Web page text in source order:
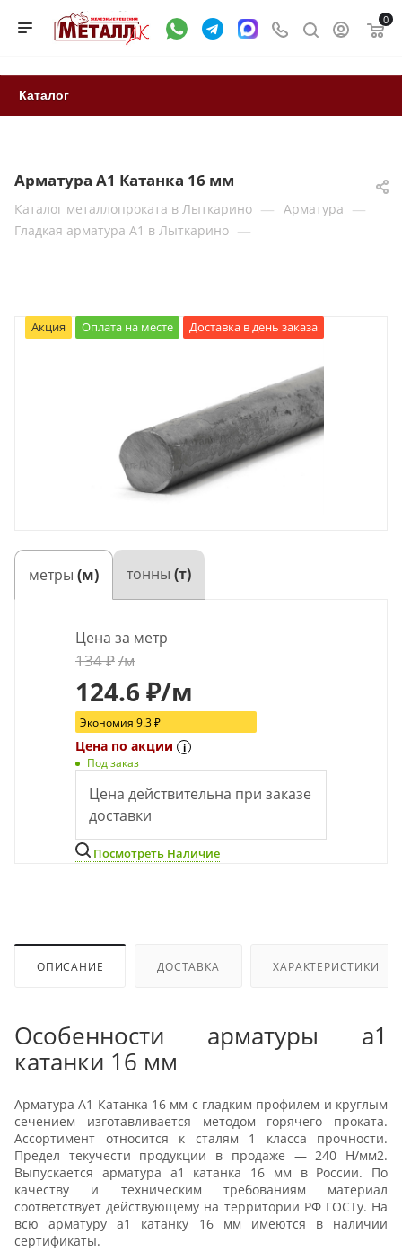
0
Каталог
Арматура А1 Катанка 16 мм
Каталог металлопроката в Лыткарино — Арматура —
Гладкая арматура А1 в Лыткарино —
Акция Оплата на месте Доставка в день заказа
метры (м) тонны (т)
Цена за метр
134₽/м
124.6 ₽/м
Экономия 9.3₽
Цена по акции i
Под заказ
Цена действительна при заказе
доставки
Посмотреть Наличие
ОПИСАНИЕ ДОСТАВКА ХАРАКТЕРИСТИКИ
Особенности арматуры а1
катанки 16 мм
Арматура А1 Катанка 16 мм с гладким профилем и круглым
сечением изготавливается методом горячего проката.
Ассортимент относится к сталям 1 класса прочности.
Предел текучести продукции в продаже — 240 Н/мм2.
Выпускается арматура а1 катанка 16 мм в России. По
качеству и техническим требованиям материал
соответствует действующему на территории РФ ГОСТу. На
всю арматуру а1 катанку 16 мм имеются в наличии
сертификаты.